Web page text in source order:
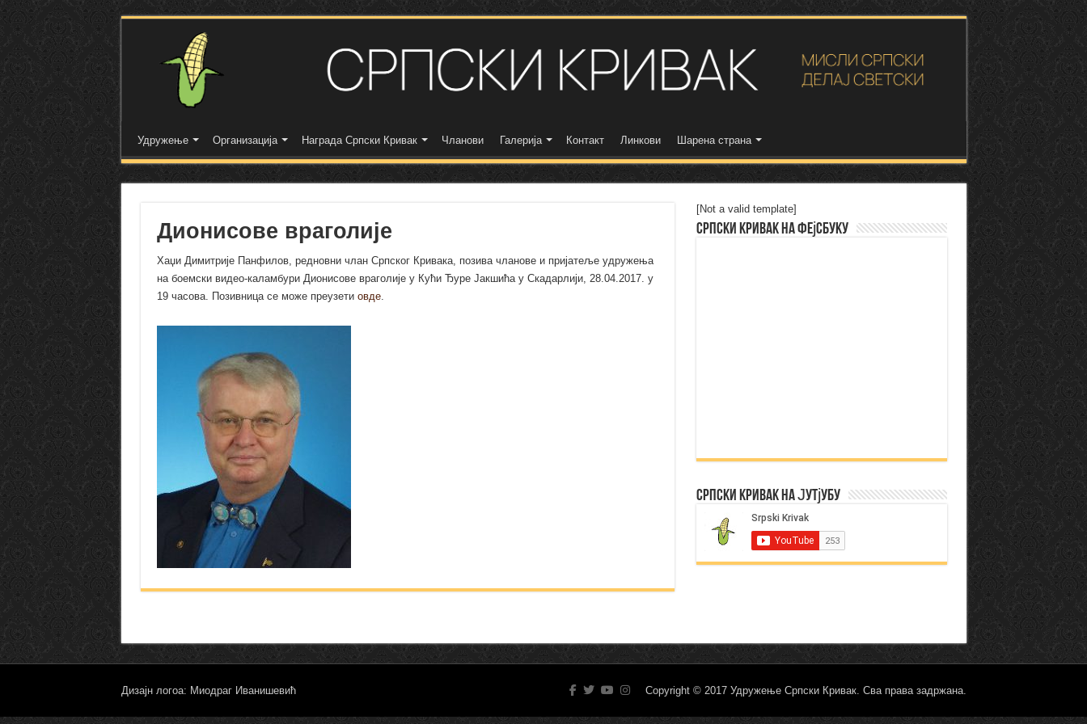
Удружење Организација Награда Српски Кривак Чланови Галерија Контакт Линкови Шарена страна
Дионисове враголије
Хаџи Димитрије Панфилов, редновни члан Српског Кривака, позива чланове и пријатеље удружења
на боемски видео-каламбури Дионисове враголије у Кући Ђуре Јакшића у Скадарлији, 28.04.2017. у
19 часова. Позивница се може преузети овде.
[Not a valid template]
Српски Кривак на Фејсбуку
Српски Кривак на Јутјубу
Copyright © 2017 Удружење Српски Кривак. Сва права задржана.
Дизајн логоа: Миодраг Иванишевић